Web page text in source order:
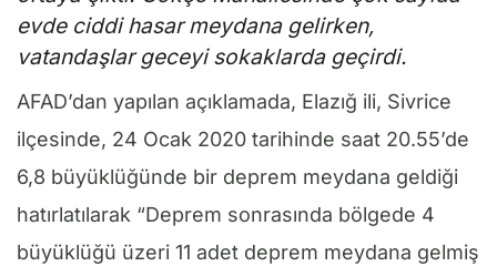
evde ciddi hasar meydana gelirken,
vatandaşlar geceyi sokaklarda geçirdi.
AFAD’dan yapılan açıklamada, Elazığ ili, Sivrice
ilçesinde, 24 Ocak 2020 tarihinde saat 20.55’de
6,8 büyüklüğünde bir deprem meydana geldiği
hatırlatılarak “Deprem sonrasında bölgede 4
büyüklüğü üzeri 11 adet deprem meydana gelmiş